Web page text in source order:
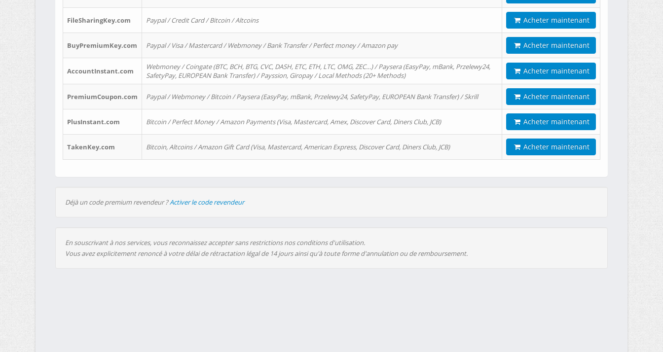
FileSharingKey.com Paypal / Credit Card / Bitcoin / Altcoins Acheter maintenant
BuyPremiumKey.com Paypal / Visa / Mastercard / Webmoney / Bank Transfer / Perfect money / Amazon pay Acheter maintenant
AccountInstant.com
Webmoney / Coingate (BTC, BCH, BTG, CVC, DASH, ETC, ETH, LTC, OMG, ZEC…) / Paysera (EasyPay, mBank, Przelewy24,
SafetyPay, EUROPEAN Bank Transfer) / Payssion, Giropay / Local Methods (20+ Methods)
Acheter maintenant
PremiumCoupon.com Paypal / Webmoney / Bitcoin / Paysera (EasyPay, mBank, Przelewy24, SafetyPay, EUROPEAN Bank Transfer) / Skrill Acheter maintenant
PlusInstant.com Bitcoin / Perfect Money / Amazon Payments (Visa, Mastercard, Amex, Discover Card, Diners Club, JCB) Acheter maintenant
TakenKey.com Bitcoin, Altcoins / Amazon Gift Card (Visa, Mastercard, American Express, Discover Card, Diners Club, JCB) Acheter maintenant
Déjà un code premium revendeur ?Activer le code revendeur
En souscrivant à nos services, vous reconnaissez accepter sans restrictions nos conditions d'utilisation.
Vous avez explicitement renoncé à votre délai de rétractation légal de 14 jours ainsi qu'à toute forme d'annulation ou de remboursement.